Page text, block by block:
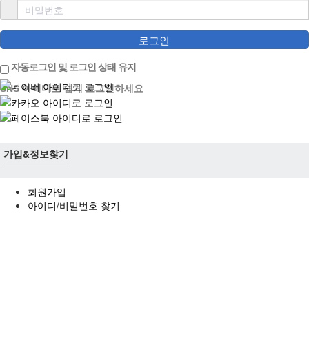
축
구
중
계
해
축
구
중
료
포
츠
중
로그인
자동로그인 및 로그인 상태 유지
SNS 아이디로 쉽게 로그인하세요
가입&정보찾기
회원가입
아이디/비밀번호 찾기